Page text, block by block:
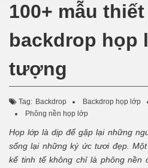
100+ mẫu
backdrop họp
tượng
Tag: Backdrop Backdrop họp lớp
Phông nền họp lớp
Họp lớp là dịp để gặp lại những
sống lại những ký ức tươi đẹp.
kế tinh tế không chỉ là phông nền